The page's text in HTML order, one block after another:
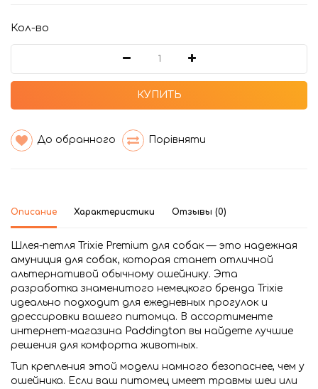
Кол-во
КУПИТЬ
До обранного Порівняти
Описание Характеристики Отзывы (0)
Шлея-петля Trixie Premium для собак — это надежная
амуниция для собак, которая станет отличной
альтернативой обычному ошейнику. Эта
разработка знаменитого немецкого бренда Trixie
идеально подходит для ежедневных прогулок и
дрессировки вашего питомца. В ассортименте
интернет-магазина Paddington вы найдете лучшие
решения для комфорта животных.
Тип крепления этой модели намного безопаснее, чем у
ошейника. Если ваш питомец имеет травмы шеи или